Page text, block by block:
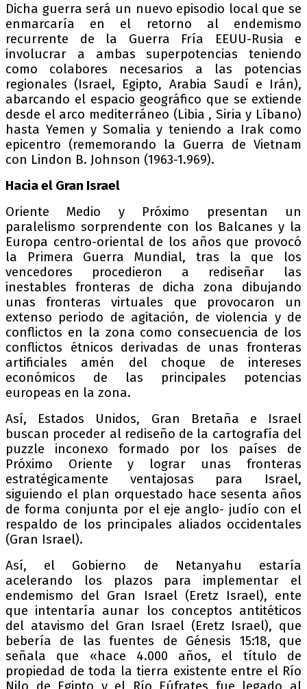
Dicha guerra será un nuevo episodio local que se
enmarcaría en el retorno al endemismo
recurrente de la Guerra Fría EEUU-Rusia e
involucrar a ambas superpotencias teniendo
como colabores necesarios a las potencias
regionales (Israel, Egipto, Arabia Saudí e Irán),
abarcando el espacio geográfico que se extiende
desde el arco mediterráneo (Libia , Siria y Líbano)
hasta Yemen y Somalia y teniendo a Irak como
epicentro (rememorando la Guerra de Vietnam
con Lindon B. Johnson (1963-1.969).
Hacia el Gran Israel
Oriente Medio y Próximo presentan un
paralelismo sorprendente con los Balcanes y la
Europa centro-oriental de los años que provocó
la Primera Guerra Mundial, tras la que los
vencedores procedieron a rediseñar las
inestables fronteras de dicha zona dibujando
unas fronteras virtuales que provocaron un
extenso periodo de agitación, de violencia y de
conflictos en la zona como consecuencia de los
conflictos étnicos derivadas de unas fronteras
artificiales amén del choque de intereses
económicos de las principales potencias
europeas en la zona.
Así, Estados Unidos, Gran Bretaña e Israel
buscan proceder al rediseño de la cartografía del
puzzle inconexo formado por los países de
Próximo Oriente y lograr unas fronteras
estratégicamente ventajosas para Israel,
siguiendo el plan orquestado hace sesenta años
de forma conjunta por el eje anglo- judío con el
respaldo de los principales aliados occidentales
(Gran Israel).
Así, el Gobierno de Netanyahu estaría
acelerando los plazos para implementar el
endemismo del Gran Israel (Eretz Israel), ente
que intentaría aunar los conceptos antitéticos
del atavismo del Gran Israel (Eretz Israel), que
bebería de las fuentes de Génesis 15:18, que
señala que «hace 4.000 años, el título de
propiedad de toda la tierra existente entre el Río